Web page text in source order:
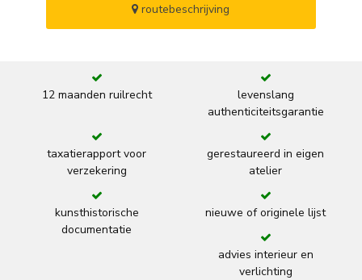
routebeschrijving
12 maanden ruilrecht
levenslang
authenticiteitsgarantie
taxatierapport voor
verzekering
gerestaureerd in eigen
atelier
kunsthistorische
documentatie
nieuwe of originele lijst
advies interieur en
verlichting